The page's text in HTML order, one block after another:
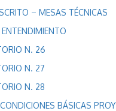
– MESAS TÉCNICAS
N. 26
N. 27
N. 28
BÁSICAS